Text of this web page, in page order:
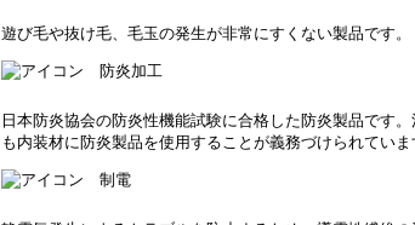
遊び毛や抜け毛、毛玉の発生が非常にすくない製品です。
日本防炎協会の防炎性機能試験に合格した防炎製品です
も内装材に防炎製品を使用することが義務づけられていま